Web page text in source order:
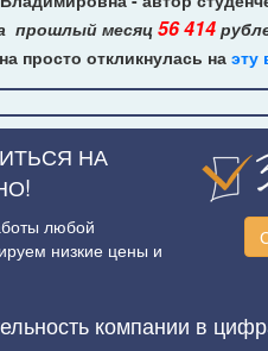
прошлый месяц 56 414
просто откликнулась на эту
НА
любой
низкие цены и
компании в